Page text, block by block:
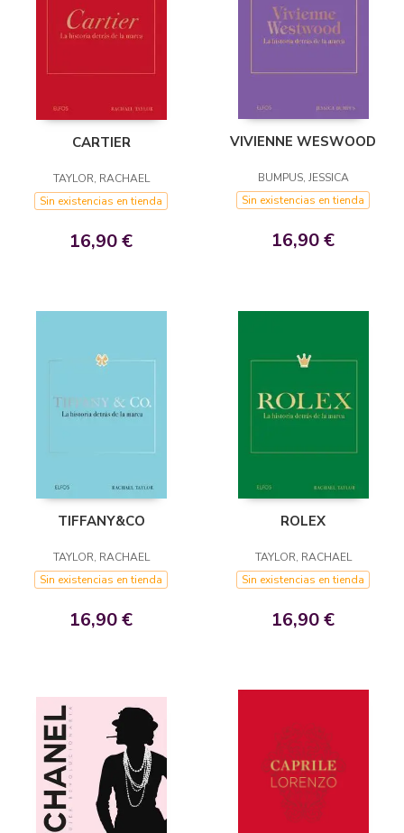
CARTIER
TAYLOR, RACHAEL
Sin existencias en tienda
16,90 €
VIVIENNE WESWOOD
BUMPUS, JESSICA
Sin existencias en tienda
16,90 €
TIFFANY&CO
TAYLOR, RACHAEL
Sin existencias en tienda
16,90 €
ROLEX
TAYLOR, RACHAEL
Sin existencias en tienda
16,90 €